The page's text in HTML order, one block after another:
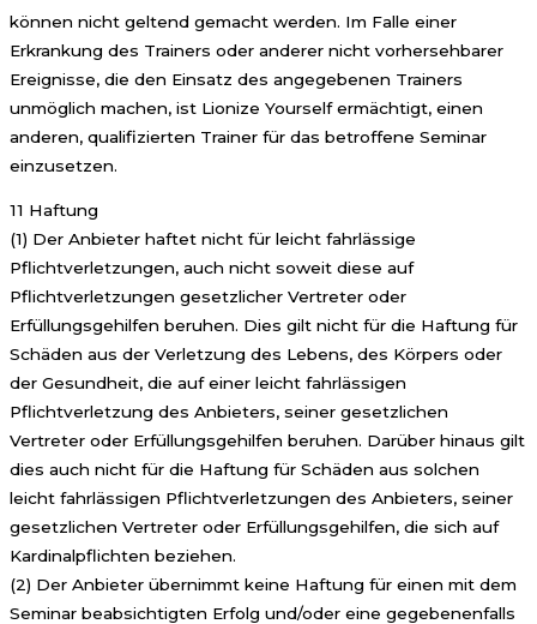
können nicht geltend gemacht werden. Im Falle einer
Erkrankung des Trainers oder anderer nicht vorhersehbarer
Ereignisse, die den Einsatz des angegebenen Trainers
unmöglich machen, ist Lionize Yourself ermächtigt, einen
anderen, qualifizierten Trainer für das betroffene Seminar
einzusetzen.
11 Haftung
(1) Der Anbieter haftet nicht für leicht fahrlässige
Pflichtverletzungen, auch nicht soweit diese auf
Pflichtverletzungen gesetzlicher Vertreter oder
Erfüllungsgehilfen beruhen. Dies gilt nicht für die Haftung für
Schäden aus der Verletzung des Lebens, des Körpers oder
der Gesundheit, die auf einer leicht fahrlässigen
Pflichtverletzung des Anbieters, seiner gesetzlichen
Vertreter oder Erfüllungsgehilfen beruhen. Darüber hinaus gilt
dies auch nicht für die Haftung für Schäden aus solchen
leicht fahrlässigen Pflichtverletzungen des Anbieters, seiner
gesetzlichen Vertreter oder Erfüllungsgehilfen, die sich auf
Kardinalpflichten beziehen.
(2) Der Anbieter übernimmt keine Haftung für einen mit dem
Seminar beabsichtigten Erfolg und/oder eine gegebenenfalls